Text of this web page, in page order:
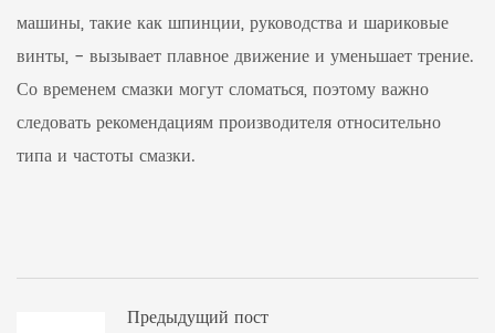
машины, такие как шпинции, руководства и шариковые
винты, - вызывает плавное движение и уменьшает трение.
Со временем смазки могут сломаться, поэтому важно
следовать рекомендациям производителя относительно
типа и частоты смазки.
Предыдущий пост